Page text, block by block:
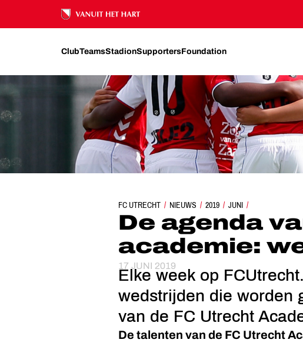
Ons nalatenschap
ClubTeamsStadionSupportersFoundation
FC UTRECHT NIEUWS 2019 JUNI
DE AGENDA VAN DE ACADEMIE: WEEK
De agenda
academie:
17 JUNI 2019
Elke week op
wedstrijden die worden
van de FC Utrecht
De talenten van de FC Utrecht